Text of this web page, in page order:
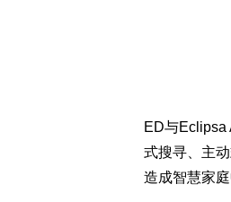
ED与Eclipsa
式搜寻、主
造成智慧家